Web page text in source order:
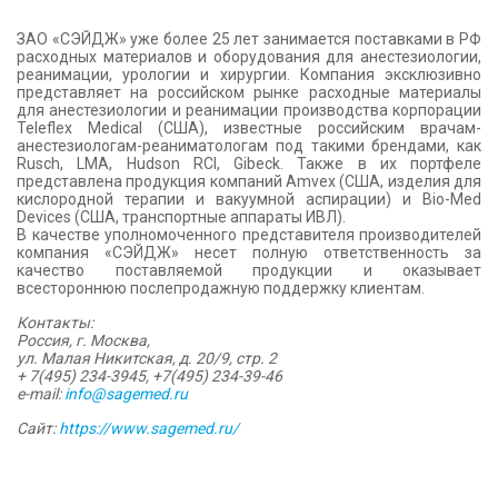
ЗАО «СЭЙДЖ» уже более 25 лет занимается поставками в РФ
расходных материалов и оборудования для анестезиологии,
реанимации, урологии и хирургии. Компания эксклюзивно
представляет на российском рынке расходные материалы
для анестезиологии и реанимации производства корпорации
Teleflex Medical (США), известные российским врачам-
анестезиологам-реаниматологам под такими брендами, как
Rusch, LMA, Hudson RCI, Gibeck. Также в их портфеле
представлена продукция компаний Amvex (США, изделия для
кислородной терапии и вакуумной аспирации) и Bio-Med
Devices (США, транспортные аппараты ИВЛ).
В качестве уполномоченного представителя производителей
компания «СЭЙДЖ» несет полную ответственность за
качество поставляемой продукции и оказывает
всестороннюю послепродажную поддержку клиентам.
Контакты:
Россия, г. Москва,
ул. Малая Никитская, д. 20/9, стр. 2
+ 7(495) 234-3945, +7(495) 234-39-46
e-mail:info@sagemed.ru
Сайт:https://www.sagemed.ru/